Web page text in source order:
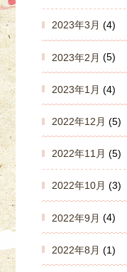
2023年3月 (4)
2023年2月 (5)
2023年1月 (4)
2022年12月 (5)
2022年11月 (5)
2022年10月 (3)
2022年9月 (4)
2022年8月 (1)